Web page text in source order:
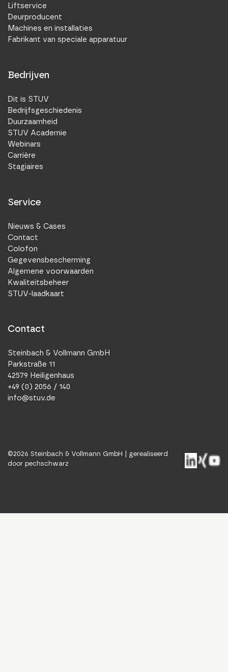
Liftservice
Deurproducent
Machines en installaties
Fabrikant van speciale apparatuur
Bedrijven
Dit is STUV
Bedrijfsgeschiedenis
Duurzaamheid
STUV Academie
Webinars
Carrière
Stagiaires
Service
Nieuws & Cases
Contact
Colofon
Gegevensbescherming
Algemene voorwaarden
Kwaliteitsbeheer
STUV-laadkaart
Contact
Steinbach & Vollmann GmbH
Parkstraße 11
42579 Heiligenhaus
+49 (0) 2056 / 140
info@stuv.de
©2026 Steinbach & Vollmann GmbH | gerealiseerd
door pechschwarz